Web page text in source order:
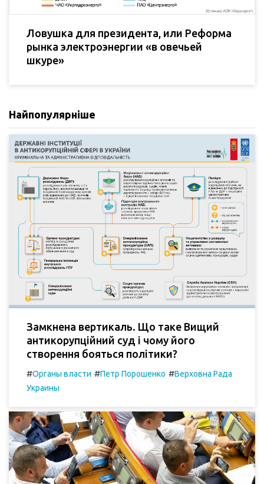
Ловушка для президента, или Реформа
рынка электроэнергии «в овечьей
шкуре»
Найпопулярніше
Замкнена вертикаль. Що таке Вищий
антикорупційний суд і чому його
створення бояться політики?
#Органы власти #Петр Порошенко #Верховна Рада
Украины